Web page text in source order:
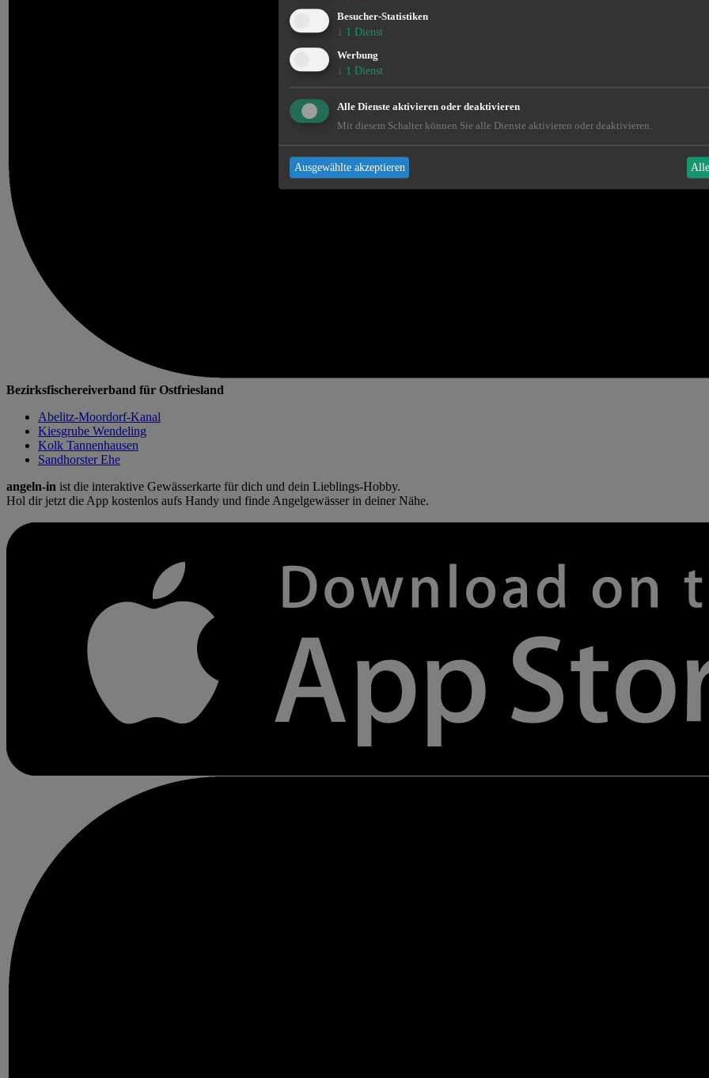
Bezirksfischereiverband für Ostfriesland
Abelitz-Moordorf-Kanal
Kiesgrube Wendeling
Kolk Tannenhausen
Sandhorster Ehe
angeln-in ist die interaktive Gewässerkarte für dich und dein Lieblings-Hobby.
Hol dir jetzt die App kostenlos aufs Handy und finde Angelgewässer in deiner Nähe.
Besucher-Statistiken
↓ 1 Dienst
Werbung
↓ 1 Dienst
Alle Dienste aktivieren oder deaktivieren
Mit diesem Schalter können Sie alle Dienste aktivieren oder deaktivieren.
Ausgewählte akzeptieren